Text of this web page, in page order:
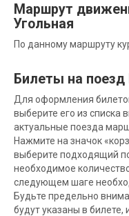
Маршрут
Угольная
По данному маршруту
Билеты на
Для оформления
выберите его из списка
актуальные поезда
Нажмите на значок
выберите подходящий
необходимое
следующем шаге
Будьте предельно
будут указаны в билете,